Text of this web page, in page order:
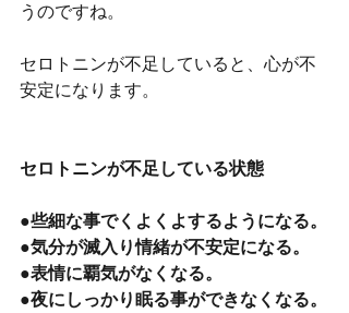
うのですね。
セロトニンが不足していると、心が不
安定になります。
セロトニンが不足している状態
●些細な事でくよくよするようになる。
●気分が滅入り情緒が不安定になる。
●表情に覇気がなくなる。
●夜にしっかり眠る事ができなくなる。